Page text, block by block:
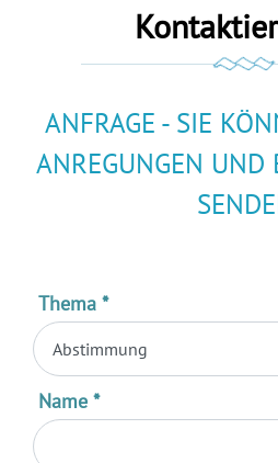
ANFRAGE - SIE
ANREGUNGEN UND
Thema *
Name *